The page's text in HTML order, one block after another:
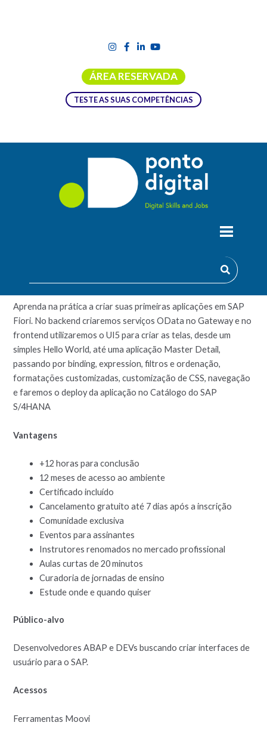
ÁREA RESERVADA
TESTE AS SUAS COMPETÊNCIAS
FIORI FREESTYLE
Aprenda na prática a criar suas primeiras aplicações em SAP
Fiori. No backend criaremos serviços OData no Gateway e no
frontend utilizaremos o UI5 para criar as telas, desde um
simples Hello World, até uma aplicação Master Detail,
passando por binding, expression, filtros e ordenação,
formatações customizadas, customização de CSS, navegação
e faremos o deploy da aplicação no Catálogo do SAP
S/4HANA
Vantagens
+12 horas para conclusão
12 meses de acesso ao ambiente
Certificado incluído
Cancelamento gratuito até 7 dias após a inscrição
Comunidade exclusiva
Eventos para assinantes
Instrutores renomados no mercado profissional
Aulas curtas de 20 minutos
Curadoria de jornadas de ensino
Estude onde e quando quiser
Público-alvo
Desenvolvedores ABAP e DEVs buscando criar interfaces de
usuário para o SAP.
Acessos
Ferramentas Moovi